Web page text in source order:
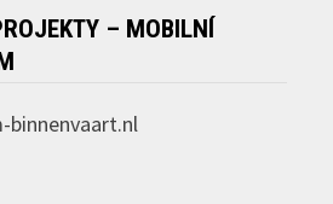
– MOBILNÍ
binnenvaart.nl